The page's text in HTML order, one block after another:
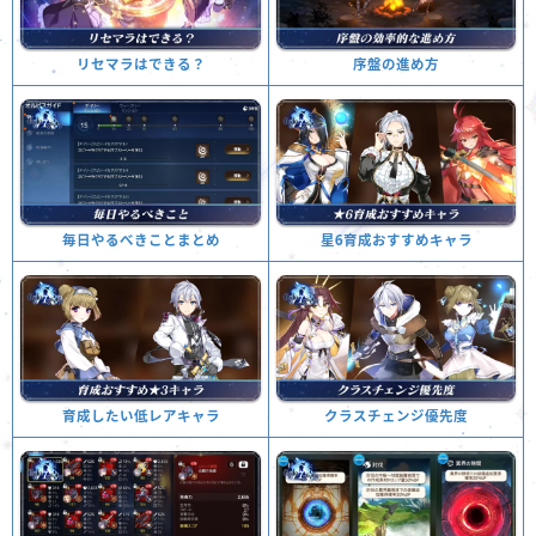
リセマラはできる？ 序盤の進め方
毎日やるべきことまとめ 星6育成おすすめキャラ
育成したい低レアキャラ クラスチェンジ優先度